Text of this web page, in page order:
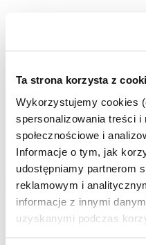
Ta strona korzysta z
Wykorzystujemy cookies
spersonalizowania treści i
społecznościowe i
Informacje o tym, jak
udostępniamy partnerom
reklamowym i
informacje z innymi
uzyskanymi podczas
firmy w coraz
w swoim codziennym
obszarze komunikacji z
księgowości. Wciąż
przedsiębiorców, w
Ponadto, biznes nadal
zmieniający się szybko
Najpopularniejsze narzędzia
polskich przedsiębiorców to
działania w tym kanale),
ogłoszenia (29%).
Pod względem kanałów
wyraźny wzrost odsetka
uruchomienie własnego